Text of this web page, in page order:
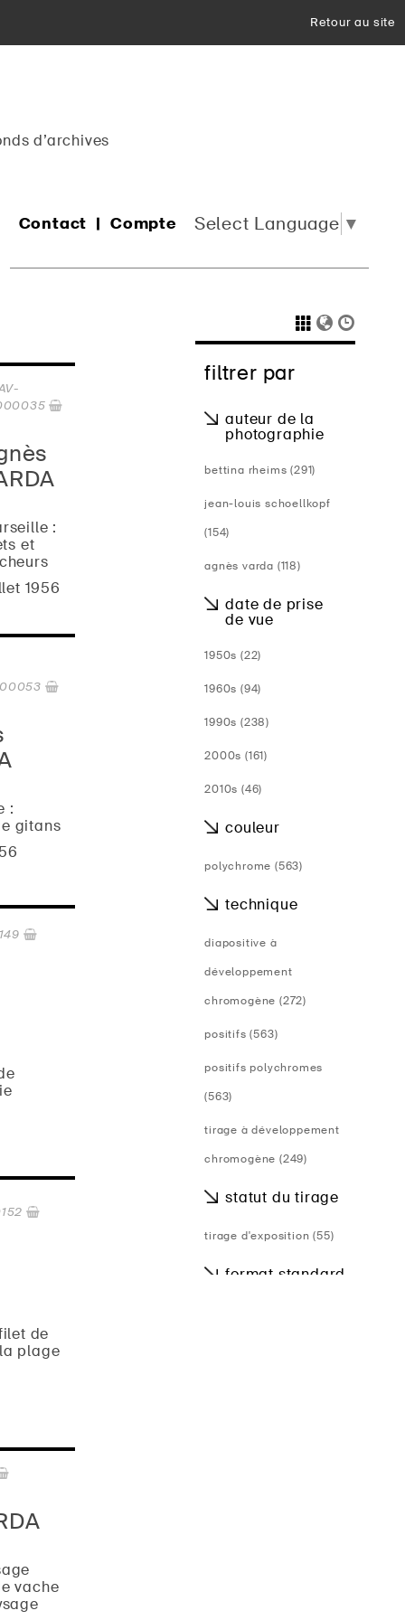
Retour au site
d’archives
Contact Compte Select Language ▼
:
et
1956
:
gitans
de
plage
vache
filtrer par
auteur de la
photographie
bettina rheims (291)
jean-louis schoellkopf
(154)
agnès varda (118)
date de prise
de vue
1950s (22)
1960s (94)
1990s (238)
2000s (161)
2010s (46)
couleur
polychrome (563)
technique
diapositive à
développement
chromogène (272)
positifs (563)
positifs polychromes
(563)
tirage à développement
chromogène (249)
statut du tirage
tirage d'exposition (55)
format standard